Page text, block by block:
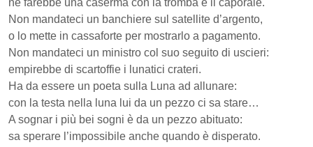
ne farebbe una caserma con la tromba e il caporale.
Non mandateci un banchiere sul satellite d’argento,
o lo mette in cassaforte per mostrarlo a pagamento.
Non mandateci un ministro col suo seguito di uscieri:
empirebbe di scartoffie i lunatici crateri.
Ha da essere un poeta sulla Luna ad allunare:
con la testa nella luna lui da un pezzo ci sa stare…
A sognar i più bei sogni è da un pezzo abituato:
sa sperare l’impossibile anche quando è disperato.